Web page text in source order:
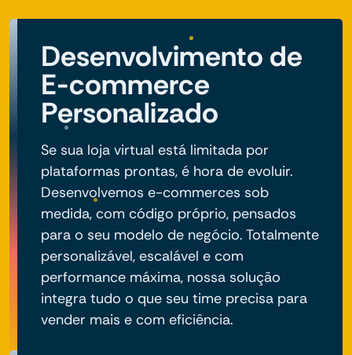
Desenvolvimento de
E-commerce
Personalizado
Se sua loja virtual está limitada por
plataformas prontas, é hora de evoluir.
Desenvolvemos e-commerces sob
medida, com código próprio, pensados
para o seu modelo de negócio. Totalmente
personalizável, escalável e com
performance máxima, nossa solução
integra tudo o que seu time precisa para
vender mais e com eficiência.